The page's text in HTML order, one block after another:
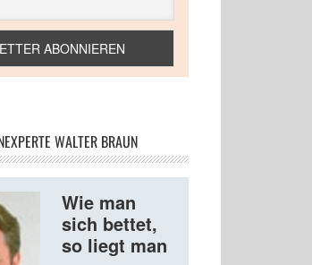
WALTER BRAUN
Wie man
sich bettet,
so liegt man